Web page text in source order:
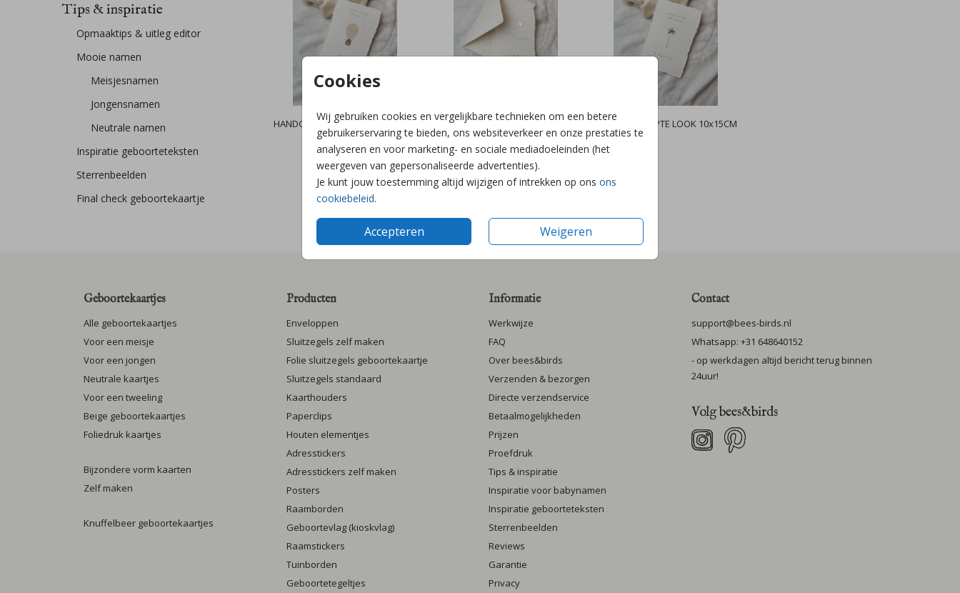
Cookies
Wij gebruiken cookies en vergelijkbare technieken om een betere
gebruikerservaring te bieden, ons websiteverkeer en onze prestaties te
analyseren en voor marketing- en sociale mediadoeleinden (het
weergeven van gepersonaliseerde advertenties).
Je kunt jouw toestemming altijd wijzigen of intrekken op ons ons
cookiebeleid.
Accepteren Weigeren
Tips & inspiratie
Opmaaktips & uitleg editor
Mooie namen
Meisjesnamen
Jongensnamen
Neutrale namen
Inspiratie geboorteteksten
Sterrenbeelden
Final check geboortekaartje
HANDGESCHEPTE LOOK 10x15CM HANDGESCHEPTE LOOK 10x15CM HANDGESCHEPTE LOOK 10x15CM
Geboortekaartjes
Alle geboortekaartjes
Voor een meisje
Voor een jongen
Neutrale kaartjes
Voor een tweeling
Beige geboortekaartjes
Foliedruk kaartjes
Bijzondere vorm kaarten
Zelf maken
Knuffelbeer geboortekaartjes
Producten
Enveloppen
Sluitzegels zelf maken
Folie sluitzegels geboortekaartje
Sluitzegels standaard
Kaarthouders
Paperclips
Houten elementjes
Adresstickers
Adresstickers zelf maken
Posters
Raamborden
Geboortevlag (kioskvlag)
Raamstickers
Tuinborden
Geboortetegeltjes
Informatie
Werkwijze
FAQ
Over bees&birds
Verzenden & bezorgen
Directe verzendservice
Betaalmogelijkheden
Prijzen
Proefdruk
Tips & inspiratie
Inspiratie voor babynamen
Inspiratie geboorteteksten
Sterrenbeelden
Reviews
Garantie
Privacy
Contact
support@bees-birds.nl
Whatsapp: +31 648640152
- op werkdagen altijd bericht terug binnen
24uur!
Volg bees&birds